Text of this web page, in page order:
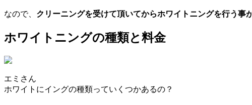
なので、 クリーニングを受けて頂いてからホワイトニングを行う事
ホワイトニングの種類と料金
エミさん
ホワイトにイングの種類っていくつかあるの？